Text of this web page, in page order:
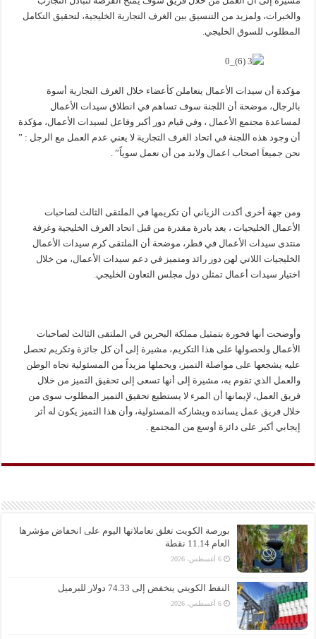
والخبرات، ولمزيد من التنسيق بين الغرف التجارية الخليجية، لتحقيق التكامل
المطلوب للسوق الخليجي.
مؤكدة أن سيدات الأعمال يتعاملن كأعضاء خلال الغرف التجارية أسوة
بالرجال، موضحة أن اللجنة سوف تساهم في انطلاق سيدات الأعمال
لمساعدة مجتمع الأعمال ، وفي قيام دور أكبر وفاعل لسيدات الأعمال، مؤكدة
أن وجود هذه اللجنة في اتحاد الغرف التجارية لا يعني عدم العمل مع الرجل : ”
نحن جميعاَ اصحاب اعمال ولابد من أن نعمل سوياً” .
ومن جهة أخرى أكدت الزياني أن تكريمها في الملتقى الثالث لصاحبات
الأعمال الخليجيات ، يعد بادرة مقدرة من قبل اتحاد الغرف الخليجية وغرفة
منتدى سيدات الأعمال في قطر، موضحة أن الملتقى كرم سيدات الأعمال
الخليجيات اللاتي لهن دور رائد ومتميز في دعم سيدات الأعمال، من خلال
اختيار سيدات أعمال تمثلن دول مجلس التعاون الخليجي.
وأوضحت أنها فخورة بتمثيل مملكة البحرين في الملتقى الثالث لصاحبات
الأعمال ولحصولها على هذا التكريم، مشيرة إلى أن كل جائزة وتكريم تحصل
عليه يشجعها على مواصلة التميز، ويحملها مزيداً من المسئولية تجاه الوطن
والعمل الذي تقوم به، مشيرة إلى أنها تسعى إلى تحقيق التميز من خلال
فريق العمل، لإيمانها أن المرء لا يستطيع تحقيق التميز المطلوب سوى من
خلال فريق عمل يسانده ويشاركه المسئولية، وأن هذا التميز يكون له أثر
إيجابي أكبر على دائرة أوسع من المجتمع .
بورصة الكويت تغلق تعاملاتها اليوم على انخفاض مؤشرها
العام 11.14 نقطة
6 أغسطس، 2026
النفط الكويتي ينخفض إلى 74.33 دولار للبرميل
6 أغسطس، 2026